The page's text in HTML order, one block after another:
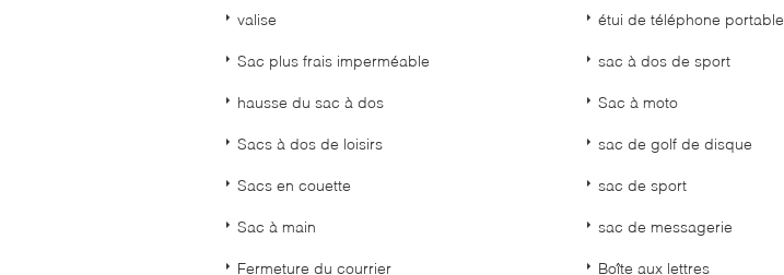
valise étui de téléphone portable
Sac plus frais imperméable sac à dos de sport
hausse du sac à dos Sac à moto
Sacs à dos de loisirs sac de golf de disque
Sacs en couette sac de sport
Sac à main sac de messagerie
Fermeture du courrier Boîte aux lettres